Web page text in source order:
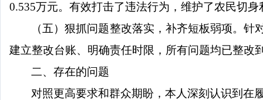
0.535万元。有效打击了违法行为，维护了农民切
（五）狠抓问题整改落实，补齐短板弱项。 针
建立整改台账、明确责任时限，所有问题均已整改
二、存在的问题
对照更高要求和群众期盼，本人深刻认识到在